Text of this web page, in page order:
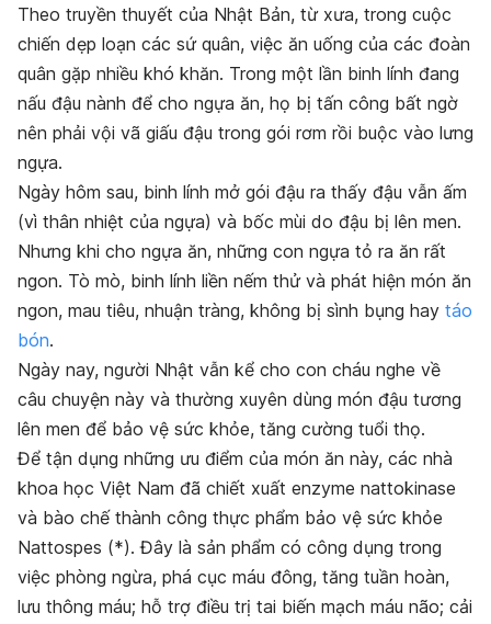
Theo truyền thuyết của Nhật Bản, từ xưa, trong cuộc
chiến dẹp loạn các sứ quân, việc ăn uống của các đoàn
quân gặp nhiều khó khăn. Trong một lần binh lính đang
nấu đậu nành để cho ngựa ăn, họ bị tấn công bất ngờ
nên phải vội vã giấu đậu trong gói rơm rồi buộc vào lưng
ngựa.
Ngày hôm sau, binh lính mở gói đậu ra thấy đậu vẫn ấm
(vì thân nhiệt của ngựa) và bốc mùi do đậu bị lên men.
Nhưng khi cho ngựa ăn, những con ngựa tỏ ra ăn rất
ngon. Tò mò, binh lính liền nếm thử và phát hiện món ăn
ngon, mau tiêu, nhuận tràng, không bị sình bụng hay táo
bón.
Ngày nay, người Nhật vẫn kể cho con cháu nghe về
câu chuyện này và thường xuyên dùng món đậu tương
lên men để bảo vệ sức khỏe, tăng cường tuổi thọ.
Để tận dụng những ưu điểm của món ăn này, các nhà
khoa học Việt Nam đã chiết xuất enzyme nattokinase
và bào chế thành công thực phẩm bảo vệ sức khỏe
Nattospes (*). Đây là sản phẩm có công dụng trong
việc phòng ngừa, phá cục máu đông, tăng tuần hoàn,
lưu thông máu; hỗ trợ điều trị tai biến mạch máu não; cải